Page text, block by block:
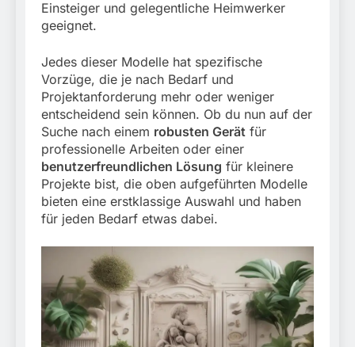
Einsteiger und gelegentliche Heimwerker
geeignet.
Jedes dieser Modelle hat spezifische
Vorzüge, die je nach Bedarf und
Projektanforderung mehr oder weniger
entscheidend sein können. Ob du nun auf der
Suche nach einem robusten Gerät für
professionelle Arbeiten oder einer
benutzerfreundlichen Lösung für kleinere
Projekte bist, die oben aufgeführten Modelle
bieten eine erstklassige Auswahl und haben
für jeden Bedarf etwas dabei.